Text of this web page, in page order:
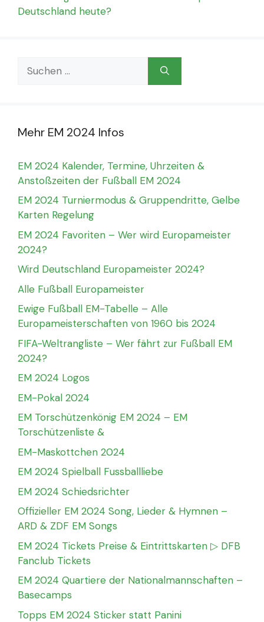
Deutschland heute?
Suchen
nach:
Mehr EM 2024 Infos
EM 2024 Kalender, Termine, Uhrzeiten &
Anstoßzeiten der Fußball EM 2024
EM 2024 Turniermodus & Gruppendritte, Gelbe
Karten Regelung
EM 2024 Favoriten – Wer wird Europameister
2024?
Wird Deutschland Europameister 2024?
Alle Fußball Europameister
Ewige Fußball EM-Tabelle – Alle
Europameisterschaften von 1960 bis 2024
FIFA-Weltrangliste – Wer fährt zur Fußball EM
2024?
EM 2024 Logos
EM-Pokal 2024
EM Torschützenkönig EM 2024 – EM
Torschützenliste &
EM-Maskottchen 2024
EM 2024 Spielball Fussballliebe
EM 2024 Schiedsrichter
Offizieller EM 2024 Song, Lieder & Hymnen –
ARD & ZDF EM Songs
EM 2024 Tickets Preise & Eintrittskarten ▷ DFB
Fanclub Tickets
EM 2024 Quartiere der Nationalmannschaften –
Basecamps
Topps EM 2024 Sticker statt Panini